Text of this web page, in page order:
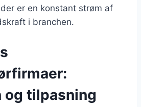
er en konstant strøm af
i branchen.
og tilpasning